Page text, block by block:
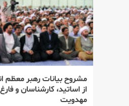
مشروح بیانات رهبر معظم
از اساتید، كارشناسان و
مهدویت